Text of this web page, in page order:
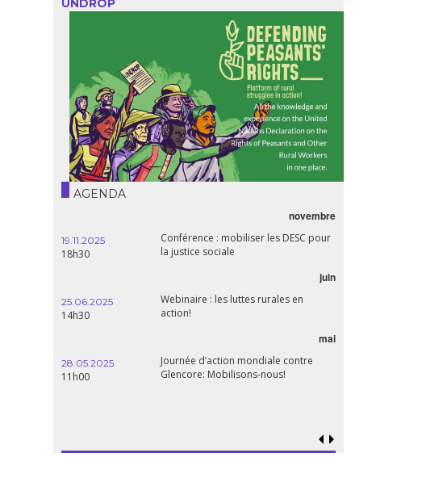
UNDROP
AGENDA
novembre
19.11.2025
18h30
Conférence : mobiliser les DESC pour
la justice sociale
juin
25.06.2025
14h30
Webinaire : les luttes rurales en
action!
mai
28.05.2025
11h00
Journée d’action mondiale contre
Glencore: Mobilisons-nous!